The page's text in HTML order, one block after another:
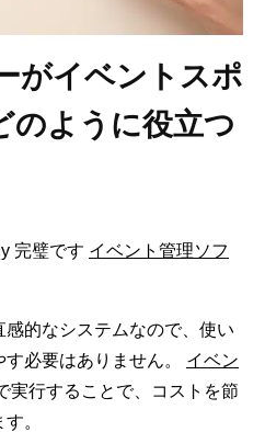
がイベントスポ
のように役立つ
完璧です イベント管理ソフ
的なシステムなので、使い
必要はありません。 イベン
実行することで、コストを節
。